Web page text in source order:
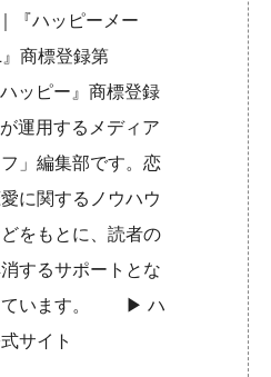
『ハッピーメー
商標登録第
ッピー』商標登録
運用するメディア
フ」編集部です。恋
に関するノウハウ
をもとに、読者の
するサポートとな
ています。 ▶︎ハ
サイト